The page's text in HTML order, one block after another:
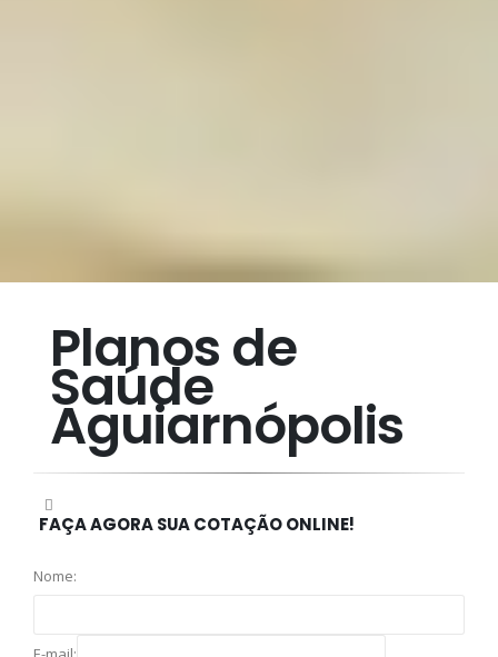
Planos de
Saúde
Aguiarnópolis
FAÇA AGORA SUA COTAÇÃO ONLINE!
Nome: